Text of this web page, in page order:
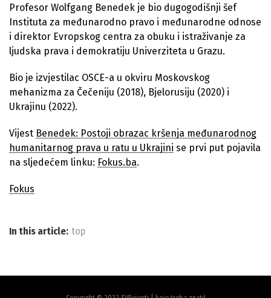
Profesor Wolfgang Benedek je bio dugogodišnji šef
Instituta za međunarodno pravo i međunarodne odnose
i direktor Evropskog centra za obuku i istraživanje za
ljudska prava i demokratiju Univerziteta u Grazu.
Bio je izvjestilac OSCE-a u okviru Moskovskog
mehanizma za Čečeniju (2018), Bjelorusiju (2020) i
Ukrajinu (2022).
Vijest Benedek: Postoji obrazac kršenja međunarodnog
humanitarnog prava u ratu u Ukrajini se prvi put pojavila
na sljedećem linku: Fokus.ba.
Fokus
In this article: top